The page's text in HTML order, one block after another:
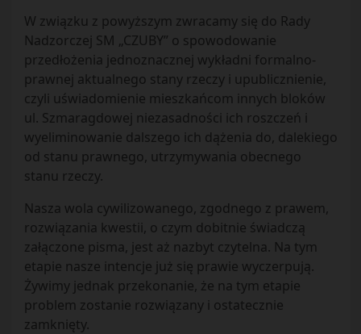
W związku z powyższym zwracamy się do Rady
Nadzorczej SM „CZUBY” o spowodowanie
przedłożenia jednoznacznej wykładni formalno-
prawnej aktualnego stany rzeczy i upublicznienie,
czyli uświadomienie mieszkańcom innych bloków
ul. Szmaragdowej niezasadności ich roszczeń i
wyeliminowanie dalszego ich dążenia do, dalekiego
od stanu prawnego, utrzymywania obecnego
stanu rzeczy.
Nasza wola cywilizowanego, zgodnego z prawem,
rozwiązania kwestii, o czym dobitnie świadczą
załączone pisma, jest aż nazbyt czytelna. Na tym
etapie nasze intencje już się prawie wyczerpują.
Żywimy jednak przekonanie, że na tym etapie
problem zostanie rozwiązany i ostatecznie
zamknięty.